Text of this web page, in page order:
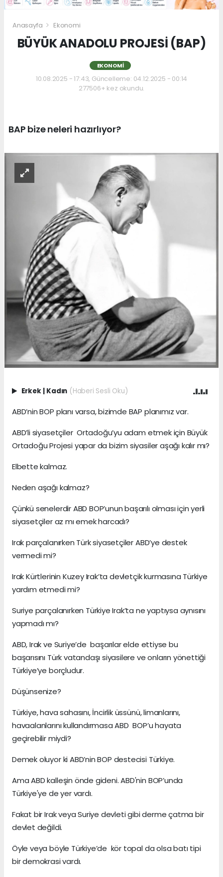
Anasayfa Ekonomi
BÜYÜK ANADOLU PROJESİ (BAP)
EKONOMI
10.08.2025 - 17:43, Güncelleme: 04.12.2025 - 00:14
277506+ kez okundu.
BAP bize neleri hazırlıyor?
Erkek | Kadın (Haberi Sesli Oku)
ABD’nin BOP planı varsa, bizimde BAP planımız var.
ABD’li siyasetçiler Ortadoğu’yu adam etmek için Büyük
Ortadoğu Projesi yapar da bizim siyasiler aşağı kalır mı?
Elbette kalmaz.
Neden aşağı kalmaz?
Çünkü senelerdir ABD BOP’unun başarılı olması için yerli
siyasetçiler az mı emek harcadı?
Irak parçalanırken Türk siyasetçiler ABD’ye destek
vermedi mi?
Irak Kürtlerinin Kuzey Irak’ta devletçik kurmasına Türkiye
yardım etmedi mi?
Suriye parçalanırken Türkiye Irak’ta ne yaptıysa aynısını
yapmadı mı?
ABD, Irak ve Suriye’de başarılar elde ettiyse bu
başarısını Türk vatandaşı siyasilere ve onların yönettiği
Türkiye’ye borçludur.
Düşünsenize?
Türkiye, hava sahasını, İncirlik üssünü, limanlarını,
havaalanlarını kullandırmasa ABD BOP’u hayata
geçirebilir miydi?
Demek oluyor ki ABD’nin BOP destecisi Türkiye.
Ama ABD kalleşin önde gideni. ABD'nin BOP’unda
Türkiye'ye de yer vardı.
Fakat bir Irak veya Suriye devleti gibi derme çatma bir
devlet değildi.
Öyle veya böyle Türkiye’de kör topal da olsa batı tipi
bir demokrasi vardı.